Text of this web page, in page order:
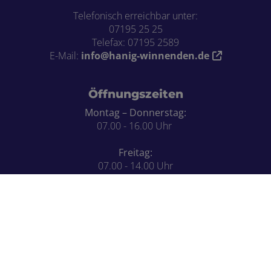
Telefonisch erreichbar unter:
07195 25 25
Telefax: 07195 2589
E-Mail: info@hanig-winnenden.de
Öffnungszeiten
Montag – Donnerstag:
07.00 - 16.00 Uhr
Freitag:
07.00 - 14.00 Uhr